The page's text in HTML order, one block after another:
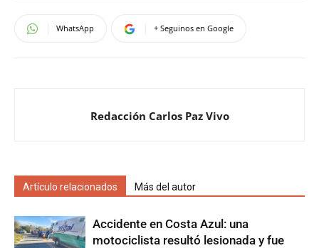
WhatsApp + Seguinos en Google
Redacción Carlos Paz Vivo
Artículo relacionados Más del autor
Accidente en Costa Azul: una
motociclista resultó lesionada y fue